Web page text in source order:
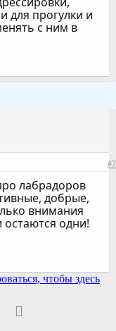
для прогулки и
с ним в
#7
лабрадоров
добрые,
внимания
одни!
чтобы здесь
Электронная почта